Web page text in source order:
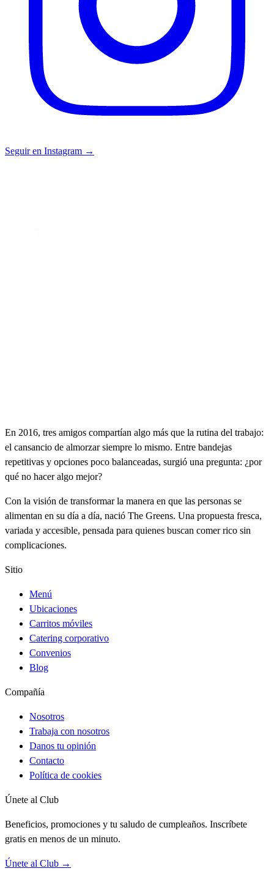
Seguir en Instagram →
En 2016, tres amigos compartían algo más que la rutina del trabajo:
el cansancio de almorzar siempre lo mismo. Entre bandejas
repetitivas y opciones poco balanceadas, surgió una pregunta: ¿por
qué no hacer algo mejor?
Con la visión de transformar la manera en que las personas se
alimentan en su día a día, nació The Greens. Una propuesta fresca,
variada y accesible, pensada para quienes buscan comer rico sin
complicaciones.
Sitio
Menú
Ubicaciones
Carritos móviles
Catering corporativo
Convenios
Blog
Compañía
Nosotros
Trabaja con nosotros
Danos tu opinión
Contacto
Política de cookies
Únete al Club
Beneficios, promociones y tu saludo de cumpleaños. Inscríbete
gratis en menos de un minuto.
Únete al Club →